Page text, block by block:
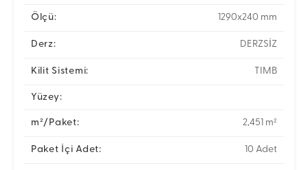
Ölçü: 1290x240 mm
Derz: DERZSİZ
Kilit Sistemi: TIMB
Yüzey:
m²/Paket: 2,451 m²
Paket İçi Adet: 10 Adet